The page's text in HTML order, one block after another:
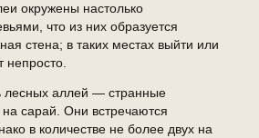
окружены настолько
что из них образуется
стена; в таких местах выйти или
непросто.
лесных аллей — странные
сарай. Они встречаются
в количестве не более двух на